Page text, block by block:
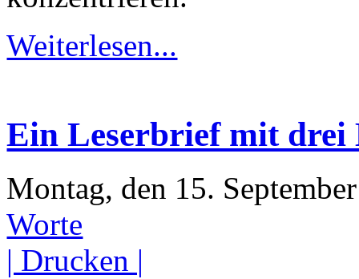
Weiterlesen...
Ein Leserbrief mit drei
Montag, den 15.
Worte
| Drucken |